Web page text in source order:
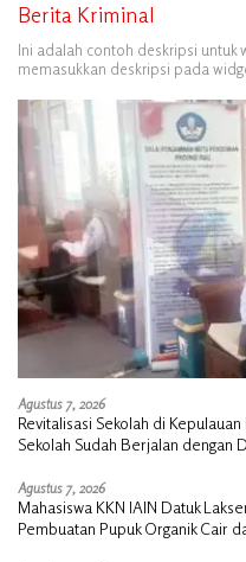
Berita Kriminal
Ini adalah contoh deskripsi
memasukkan deskripsi pada
Agustus 7, 2026
Revitalisasi Sekolah di
Sekolah Sudah Berjalan dengan
Agustus 7, 2026
Mahasiswa KKN IAIN Datuk
Pembuatan Pupuk Organik Cair